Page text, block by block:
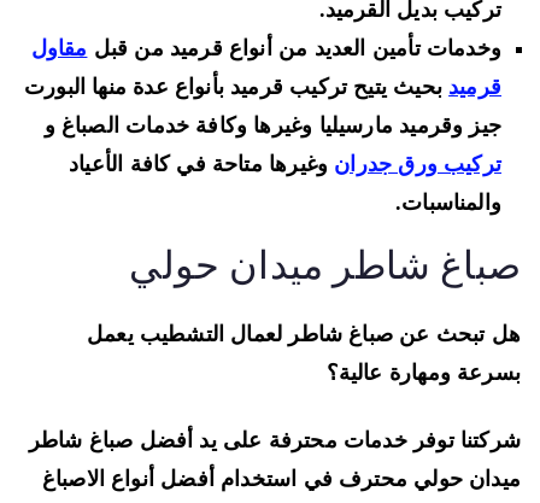
تركيب بديل القرميد.
وخدمات تأمين العديد من أنواع قرميد من قبلمقاول
قرميد بحيث يتيح تركيب قرميد بأنواع عدة منها البورت
جيز وقرميد مارسيليا وغيرها وكافة خدمات الصباغ و
تركيب ورق جدرانوغيرها متاحة في كافة الأعياد
والمناسبات.
شاطر ميدان حولي
تبحث عن صباغ شاطر لعمال التشطيب يعمل
ومهارة عالية؟
توفر خدمات محترفة على يد أفضل صباغ شاطر
حوليمحترف في استخدام أفضل أنواع الاصباغ